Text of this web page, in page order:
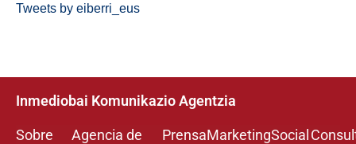
Tweets by eiberri_eus
Inmediobai Komunikazio Agentzia
Sobre
Agencia de
PrensaMarketingSocial